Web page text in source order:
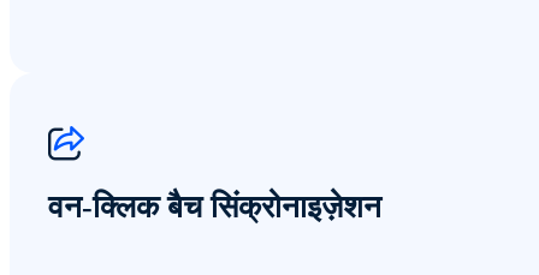
वन-क्लिक बैच सिंक्रोनाइज़ेशन